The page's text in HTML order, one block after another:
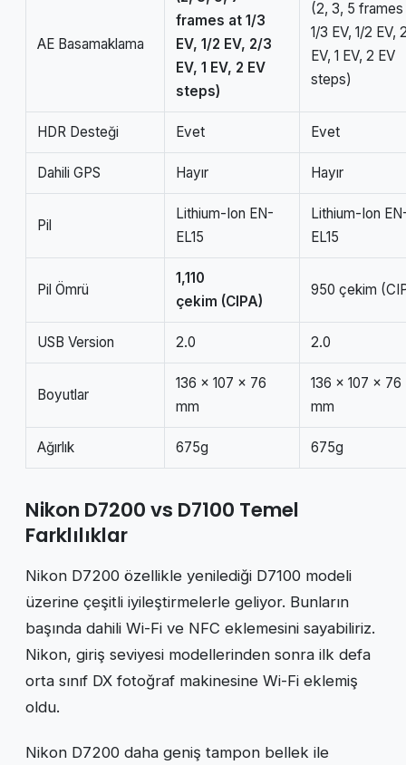
AE Basamaklama
frames at 1/3
EV, 1/2 EV, 2/3
EV, 1 EV, 2 EV
steps)
(2, 3, 5 frames
1/3 EV, 1/2 EV,
EV, 1 EV, 2 EV
steps)
HDR Desteği Evet Evet
Dahili GPS Hayır Hayır
Pil
Lithium-Ion EN-
EL15
Lithium-Ion
EL15
Pil Ömrü
1,110
çekim (CIPA)
950 çekim
USB Version 2.0 2.0
Boyutlar
136 x 107 x 76
mm
136 x 107 x 76
mm
Ağırlık 675g 675g
Nikon D7200 vs D7100 Temel
Farklılıklar
Nikon D7200 özellikle yenilediği D7100 modeli
üzerine çeşitli iyileştirmelerle geliyor. Bunların
başında dahili Wi-Fi ve NFC eklemesini sayabiliriz.
Nikon, giriş seviyesi modellerinden sonra ilk defa
orta sınıf DX fotoğraf makinesine Wi-Fi eklemiş
oldu.
Nikon D7200 daha geniş tampon bellek ile